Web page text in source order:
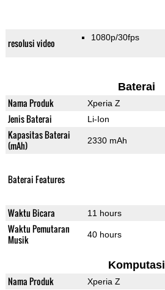
resolusi video 1080p/30fps
Baterai
Nama Produk Xperia Z
Jenis Baterai Li-Ion
Kapasitas Baterai
(mAh)
2330 mAh
Baterai Features
Waktu Bicara 11 hours
Waktu Pemutaran
Musik
40 hours
Komputasi
Nama Produk Xperia Z